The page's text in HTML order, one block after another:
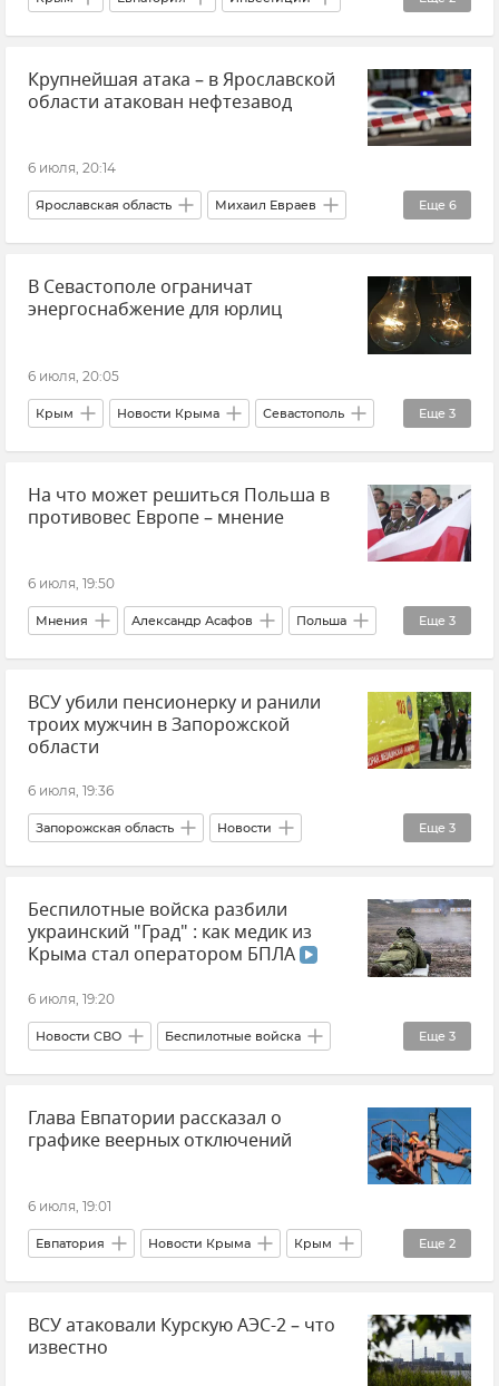
Минкульт Крыма Культурное наследие
Крупнейшая атака – в Ярославской
области атакован нефтезавод
6 июля, 20:14
Еще 6
Ярославская область Михаил Евраев
Нефтезавод НПЗ Атаки ВСУ
Происшествия Новости СВО
В Севастополе ограничат
энергоснабжение для юрлиц
6 июля, 20:05
Еще 3
Крым Новости Крыма Севастополь
Новости Севастополя Севастопольэнерго
Отключение электроэнергии в Крыму
На что может решиться Польша в
противовес Европе – мнение
6 июля, 19:50
Еще 3
Мнения Александр Асафов Польша
Политика Россия Европа
ВСУ убили пенсионерку и ранили
троих мужчин в Запорожской
области
6 июля, 19:36
Еще 3
Запорожская область Новости
Евгений Балицкий Обстрелы ВСУ
Атаки ВСУ
Беспилотные войска разбили
украинский "Град" : как медик из
Крыма стал оператором БПЛА
6 июля, 19:20
Еще 3
Новости СВО Беспилотные войска
Министерство обороны РФ Крым
Новости Крыма
Глава Евпатории рассказал о
графике веерных отключений
6 июля, 19:01
Еще 2
Евпатория Новости Крыма Крым
Виталий Оганесян
Отключение электроэнергии в Крыму
ВСУ атаковали Курскую АЭС-2 – что
известно